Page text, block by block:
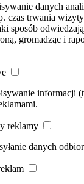
danych
czas trwania
sposób
gromadząc i
informacji
reklamy
danych